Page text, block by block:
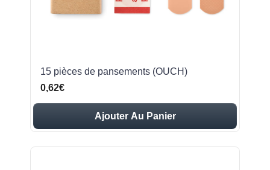
15 pièces de pansements (OUCH)
0,62€
Ajouter Au Panier